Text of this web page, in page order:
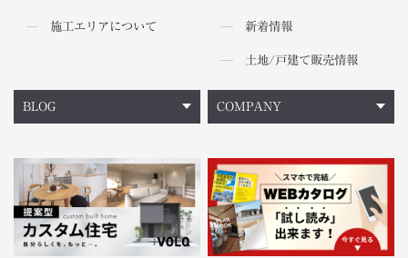
施工エリアについて 新着情報
土地/戸建て販売情報
BLOG COMPANY